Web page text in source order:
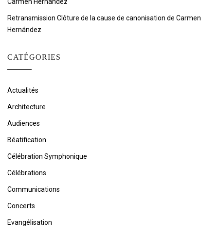
Retransmission Clôture de la cause de canonisation de Carmen
Hernández
CATÉGORIES
Actualités
Architecture
Audiences
Béatification
Célébration Symphonique
Célébrations
Communications
Concerts
Evangélisation